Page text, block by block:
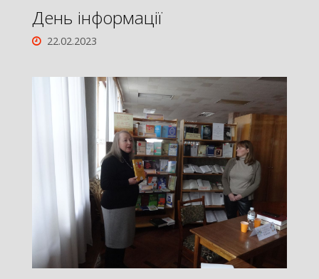
День інформації
22.02.2023